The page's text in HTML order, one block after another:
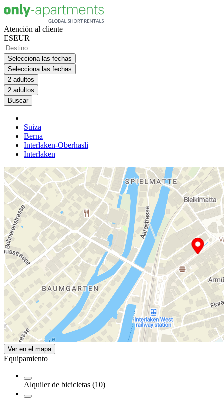
Atención al cliente
ESEUR
Selecciona las fechas
Selecciona las fechas
2 adultos
2 adultos
Buscar
Suiza
Berna
Interlaken-Oberhasli
Interlaken
Ver en el mapa
Equipamiento
Alquiler de bicicletas (10)